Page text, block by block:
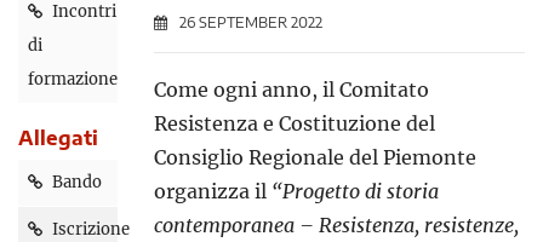
Incontri
di
formazione
Allegati
Bando
Iscrizione
26 SEPTEMBER 2022
Come ogni anno, il Comitato
Resistenza e Costituzione del
Consiglio Regionale del Piemonte
organizza il “Progetto di storia
contemporanea – Resistenza, resistenze,